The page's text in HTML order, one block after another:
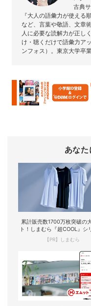
古典
『大人の語彙力が使える
など、言葉や敬語、文章
人に必要な読解力が正し
け・聴くだけで語彙力ア
ンフォス）。東京大学卒業
あな
累計販売数1700万枚突破の
ト！しまむら『超COOL』シ
【PR】しまむら